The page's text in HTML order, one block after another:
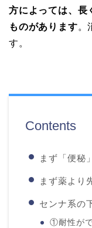
方によっては、長
ものがあります。
す。
Contents
まず「便秘
まず薬より
センナ系の
①耐性が